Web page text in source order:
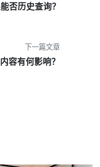
否历史查询？
下一篇文章
容有何影响？